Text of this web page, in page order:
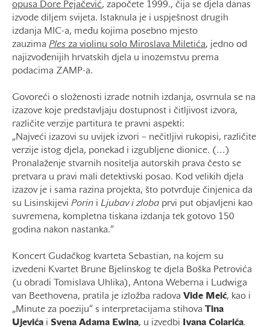
opusa Dore Pejačević, započete 1999., čija se djela danas
izvode diljem svijeta. Istaknula je i uspješnost drugih
izdanja MIC-a, među kojima posebno mjesto
zauzima Ples za violinu solo Miroslava Miletića, jedno od
najizvođenijih hrvatskih djela u inozemstvu prema
podacima ZAMP-a.
Govoreći o složenosti izrade notnih izdanja, osvrnula se na
izazove koje predstavljaju dostupnost i čitljivost izvora,
različite verzije partitura te pravni aspekti:
„Najveći izazovi su uvijek izvori – nečitljivi rukopisi, različite
verzije istog djela, ponekad i izgubljene dionice. (…)
Pronalaženje stvarnih nositelja autorskih prava često se
pretvara u pravi mali detektivski posao. Kod velikih djela
izazov je i sama razina projekta, što potvrđuje činjenica da
su Lisinskijevi Porin i Ljubav i zloba prvi put objavljeni kao
suvremena, kompletna tiskana izdanja tek gotovo 150
godina nakon nastanka.“
Koncert Gudačkog kvarteta Sebastian, na kojem su
izvedeni Kvartet Brune Bjelinskog te djela Boška Petrovića
(u obradi Tomislava Uhlika), Antona Weberna i Ludwiga
van Beethovena, pratila je izložba radova Vide Meić, kao i
„Minute za poeziju“ s interpretacijama stihova
Tina
Ujevića i Svena Adama Ewina, u izvedbi Ivana Colarića.